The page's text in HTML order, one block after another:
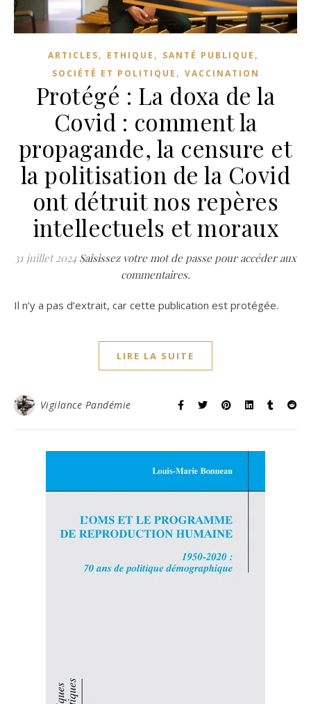
ARTICLES, ETHIQUE , SANTÉ PUBLIQUE ,
SOCIÉTÉ ET POLITIQUE , VACCINATION
Protégé : La doxa de la
Covid : comment la
propagande, la censure et
la politisation de la Covid
ont détruit nos repères
intellectuels et moraux
31 juillet 2024 Saisissez votre mot de passe pour accéder aux
commentaires.
Il n’y a pas d’extrait, car cette publication est protégée.
LIRE LA SUITE
Vigilance Pandémie